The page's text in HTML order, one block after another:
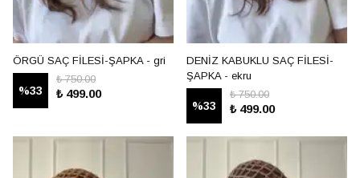
ÖRGÜ SAÇ FİLESİ-ŞAPKA - gri
%33
₺ 750.00
₺ 499.00
DENİZ KABUKLU SAÇ FİLESİ-
ŞAPKA - ekru
%33
₺ 750.00
₺ 499.00